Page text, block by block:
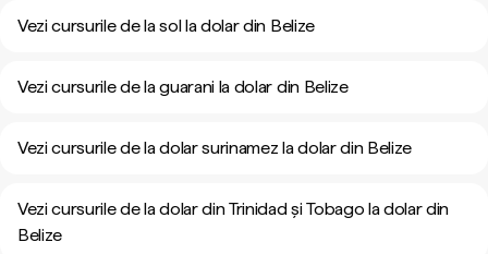
Vezi cursurile de la sol la dolar din Belize
Vezi cursurile de la guarani la dolar din Belize
Vezi cursurile de la dolar surinamez la dolar din Belize
Vezi cursurile de la dolar din Trinidad și Tobago la dolar din
Belize